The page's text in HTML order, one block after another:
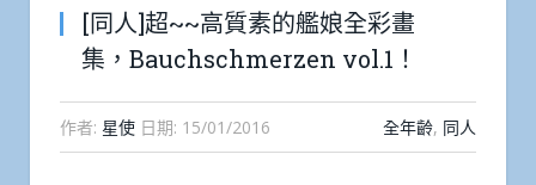
[同人]超~~高質素的艦娘全彩畫
集，Bauchschmerzen vol.1！
作者: 星使 日期: 15/01/2016 全年齡, 同人